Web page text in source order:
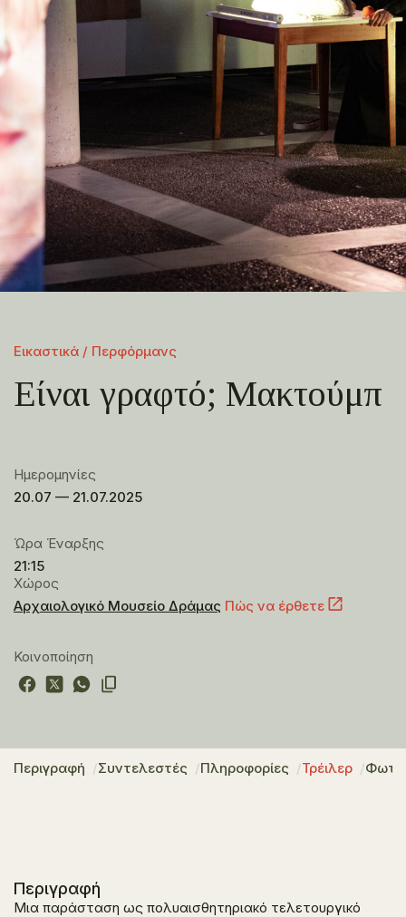
Εικαστικά / Περφόρμανς
Είναι γραφτό; Μακτούμπ
Ημερομηνίες
20.07 — 21.07.2025
Ώρα Έναρξης
21:15
Χώρος
Αρχαιολογικό Μουσείο Δράμας Πώς να έρθετε
Κοινοποίηση
Περιγραφή Συντελεστές Πληροφορίες Τρέιλερ
Περιγραφή
Μια παράσταση ως πολυαισθητηριακό τελετουργικό